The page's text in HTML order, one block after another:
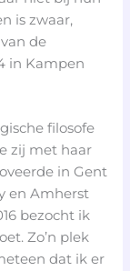
is zwaar,
de
in Kampen
filosofe
zij met haar
in Gent
en Amherst
bezocht ik
Zo’n plek
dat ik er